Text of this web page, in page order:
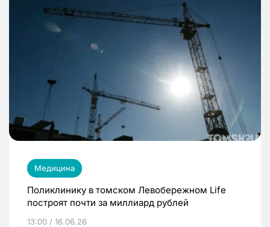
Медицина
Поликлинику в томском Левобережном Life
построят почти за миллиард рублей
13:00 / 16.06.26